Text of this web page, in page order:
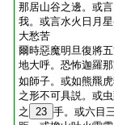
那居山谷之邊。或
我。或言水火日月
大愁苦
爾時惡魔明旦復將
地大呼。恐怖迦羅
如師子。或如熊羆
之形不可具説。或
之
23 手。或六目